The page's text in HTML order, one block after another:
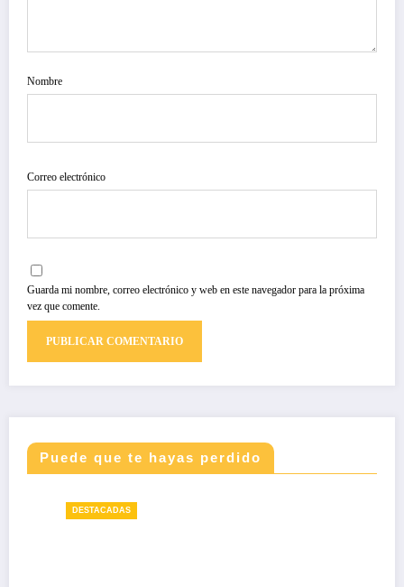
Nombre
Correo electrónico
Guarda mi nombre, correo electrónico y web en este navegador para la próxima
vez que comente.
Puede que te hayas perdido
DESTACADAS